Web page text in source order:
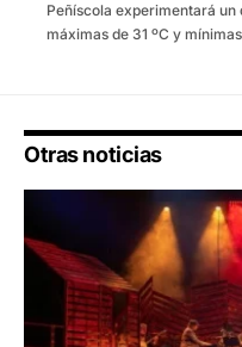
Peñíscola experimentará
máximas de 31 ºC y
Otras noticias